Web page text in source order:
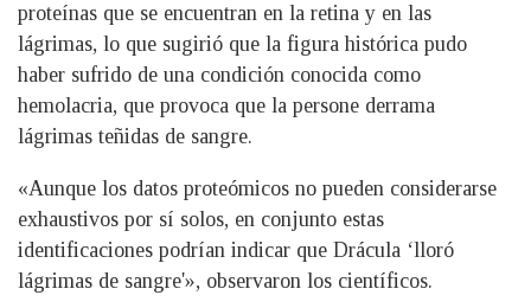
proteínas que se encuentran en la retina y en las
lágrimas, lo que sugirió que la figura histórica pudo
haber sufrido de una condición conocida como
hemolacria, que provoca que la persone derrama
lágrimas teñidas de sangre.
«Aunque los datos proteómicos no pueden considerarse
exhaustivos por sí solos, en conjunto estas
identificaciones podrían indicar que Drácula ‘lloró
lágrimas de sangre'», observaron los científicos.